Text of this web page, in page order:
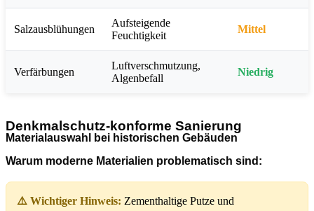
Salzausblühungen
Aufsteigende
Feuchtigkeit
Mittel
Verfärbungen
Luftverschmutzung,
Algenbefall
Niedrig
Denkmalschutz-konforme Sanierung
Materialauswahl bei historischen Gebäuden
Warum moderne Materialien problematisch sind:
⚠️ Wichtiger Hinweis: Zementhaltige Putze und